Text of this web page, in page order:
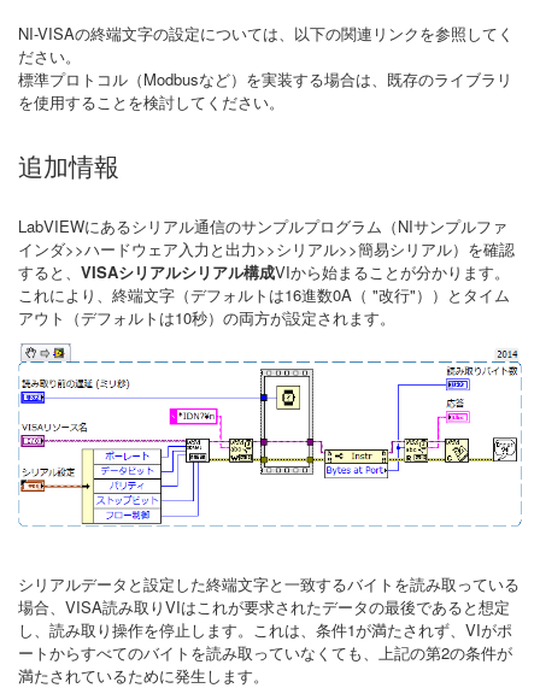
NI-VISAの終端文字の設定については、以下の関連リンクを参照してく
ださい。
標準プロトコル（Modbusなど）を実装する場合は、既存のライブラリ
を使用することを検討してください。
追加情報
LabVIEWにあるシリアル通信のサンプルプログラム（NIサンプルファ
インダ>>ハードウェア入力と出力>>シリアル>>簡易シリアル）を確認
すると、 VISAシリアルシリアル構成VIから始まることが分かります。
これにより、終端文字（デフォルトは16進数0A（ "改行"））とタイム
アウト（デフォルトは10秒）の両方が設定されます。
シリアルデータと設定した終端文字と一致するバイトを読み取っている
場合、VISA読み取りVIはこれが要求されたデータの最後であると想定
し、読み取り操作を停止します。これは、条件1が満たされず、VIがポ
ートからすべてのバイトを読み取っていなくても、上記の第2の条件が
満たされているために発生します。